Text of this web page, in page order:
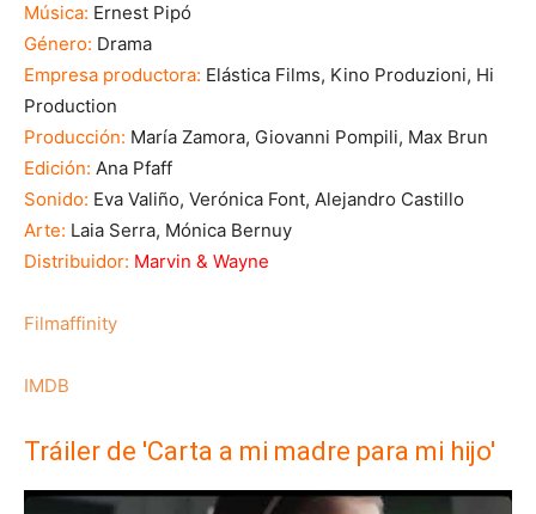
Música: Ernest Pipó
Género: Drama
Empresa productora: Elástica Films, Kino Produzioni, Hi
Production
Producción: María Zamora, Giovanni Pompili, Max Brun
Edición: Ana Pfaff
Sonido: Eva Valiño, Verónica Font, Alejandro Castillo
Arte: Laia Serra, Mónica Bernuy
Distribuidor: Marvin & Wayne
Filmaffinity
IMDB
Tráiler de 'Carta a mi madre para mi hijo'